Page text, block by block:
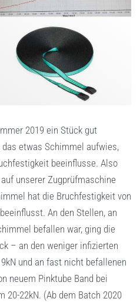
2019 ein Stück gut
das etwas Schimmel aufwies,
beeinflusse. Also
unserer Zugprüfmaschine
hat die Bruchfestigkeit von
An den Stellen, an
befallen war, ging die
– an den weniger infizierten
und an fast nicht befallenen
neuem Pinktube Band bei
20-22kN. (Ab dem Batch 2020